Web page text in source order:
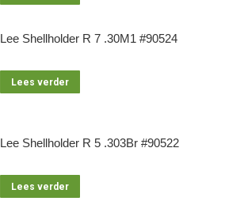
Lee Shellholder R 7 .30M1 #90524
Lees verder
Lee Shellholder R 5 .303Br #90522
Lees verder